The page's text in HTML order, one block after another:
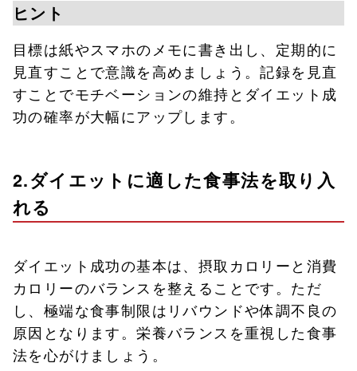
ヒント
目標は紙やスマホのメモに書き出し、定期的に
見直すことで意識を高めましょう。記録を見直
すことでモチベーションの維持とダイエット成
功の確率が大幅にアップします。
2.ダイエットに適した食事法を取り入
れる
ダイエット成功の基本は、摂取カロリーと消費
カロリーのバランスを整えることです。ただ
し、極端な食事制限はリバウンドや体調不良の
原因となります。栄養バランスを重視した食事
法を心がけましょう。